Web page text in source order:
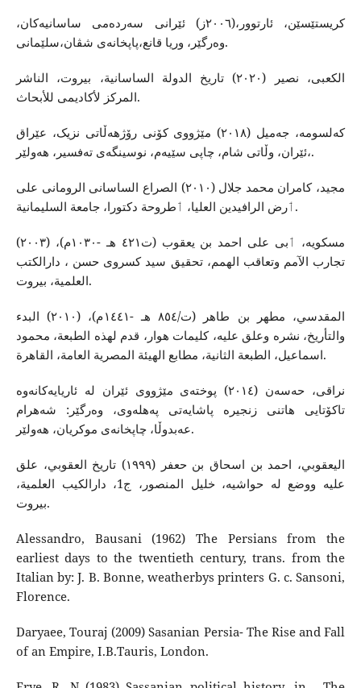
کریستێسێن، ئارتوور،(٢٠٠٦ز) ئێرانی سەردەمی ساسانیەکان،
وەرگێر، وریا قانع،پاپخانەی شڤان،سلێمانی.
الكعبی، نصیر (٢٠٢٠) تاریخ الدولة الساسانیة، بیروت، الناشر
المركز لأكادیمی للأبحاث.
کەلسومە، جەمیل (٢٠١٨) مێژووی کۆنی رۆژهەڵاتی نزیک، عێراق
،ئێران، وڵاتی شام، چاپی سێیەم، نوسینگەی تەفسیر، هەولێر.
مجید، كامران محمد جلال (٢٠١٠) الصراع الساسانی الرومانی علی
ٲرض الرافیدین العلیا، ٲطروحة دكتورا، جامعة السلیمانیة.
مسکویە، ٲبی علی احمد بن یعقوب (ت٤٢١ هـ -١٠٣٠م)، (٢٠٠٣)
تجارب الآمم وتعاقب الهمم، تحقيق سید كسروی حسن ، دارالكتب
العلمیة، بیروت.
المقدسي، مطهر بن طاهر (ت/٨٥٤ هـ -١٤٤١م)، (٢٠١٠) البدء
والتأریخ، نشره وعلق علیه، كلیمات هوار، قدم لهذه الطبعة، محمود
اسماعیل، الطبعة الثانیة، مطابع الهیئة المصریة العامة، القاهرة.
نراقی، حەسەن (٢٠١٤) پوختەی مێژووی ئێران لە ئاریایەکانەوە
تاکۆتایی هاتنی زنجیرە پاشایەتی پەهلەوی، وەرگێر: شەهرام
عەبدوڵا، چاپخانەی موکریان، هەولێر.
اليعقوبي، احمد بن اسحاق بن حعفر (١٩٩٩) تاريخ العقوبي، علق
عليه ووضع له حواشيه، خليل المنصور، ج1، دارالكيب العلمية،
بيروت.
Alessandro, Bausani (1962) The Persians from the
earliest days to the twentieth century, trans. from the
Italian by: J. B. Bonne, weatherbys printers G. c. Sansoni,
Florence.
Daryaee, Touraj (2009) Sasanian Persia- The Rise and Fall
of an Empire, I.B.Tauris, London.